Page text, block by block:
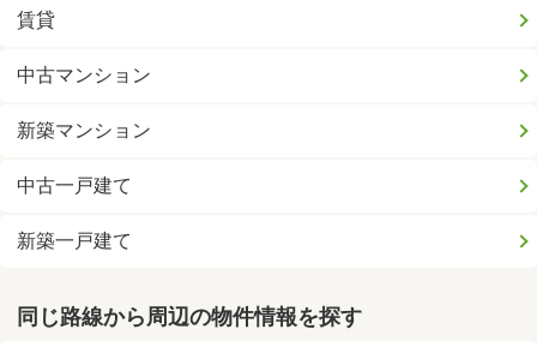
賃貸
中古マンション
新築マンション
中古一戸建て
新築一戸建て
同じ路線から周辺の物件情報を探す